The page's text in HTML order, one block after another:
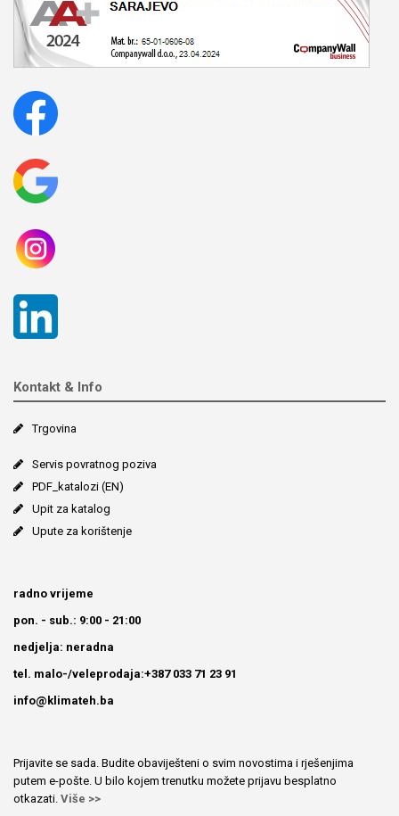
Kontakt & Info
Trgovina
Servis povratnog poziva
PDF_katalozi (EN)
Upit za katalog
Upute za korištenje
radno vrijeme
pon. - sub.: 9:00 - 21:00
nedjelja: neradna
tel. malo-/veleprodaja:+387 033 71 23 91
info@klimateh.ba
Prijavite se sada. Budite obaviješteni o svim novostima i rješenjima
putem e-pošte. U bilo kojem trenutku možete prijavu besplatno
otkazati. Više >>